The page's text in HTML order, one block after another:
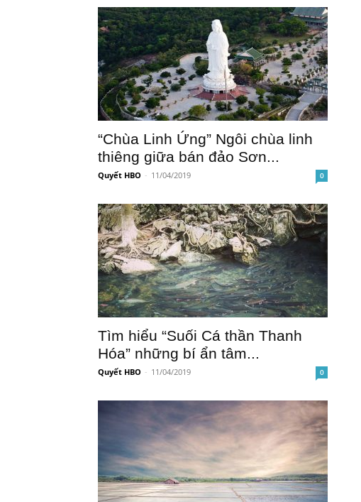
“Chùa Linh Ứng” Ngôi chùa linh
thiêng giữa bán đảo Sơn...
Quyết HBO - 11/04/2019 0
Tìm hiểu “Suối Cá thần Thanh
Hóa” những bí ẩn tâm...
Quyết HBO - 11/04/2019 0